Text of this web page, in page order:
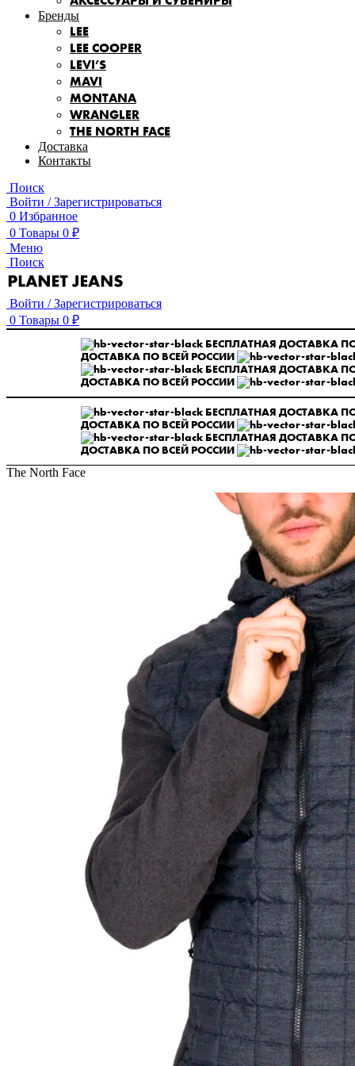
Бренды
LEE
LEE COOPER
LEVI’S
MAVI
MONTANA
WRANGLER
THE NORTH FACE
Доставка
Контакты
Поиск
Войти / Зарегистрироваться
0 Избранное
0 Товары 0 ₽
Меню
Поиск
Войти / Зарегистрироваться
0 Товары 0 ₽
БЕСПЛАТНАЯ ДОСТАВКА
ДОСТАВКА ПО ВСЕЙ РОССИИ
БЕСПЛАТНАЯ ДОСТАВКА
ДОСТАВКА ПО ВСЕЙ РОССИИ
БЕСПЛАТНАЯ ДОСТАВКА
ДОСТАВКА ПО ВСЕЙ РОССИИ
БЕСПЛАТНАЯ ДОСТАВКА
ДОСТАВКА ПО ВСЕЙ РОССИИ
The North Face